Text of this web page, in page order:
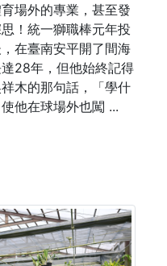
場外的專業，甚至發
！統一獅職棒元年投
在臺南安平開了間海
28年，但他始終記得
木的那句話，「學什
他在球場外也闖 ...